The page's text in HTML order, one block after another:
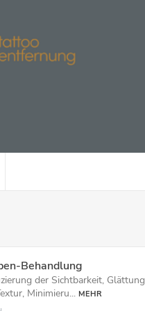
Behandlung
der Sichtbarkeit, Glättung
Minimieru... MEHR